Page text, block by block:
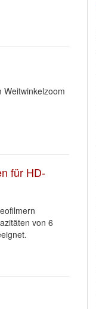
für HD-
von 6